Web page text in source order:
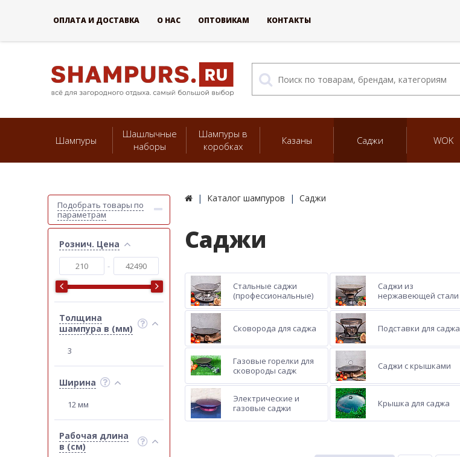
Шампуры
Шашлычные
наборы
Шампуры в
коробках
Казаны Саджи WOK
Подобрать товары по
параметрам
Рознич. Цена
Толщина
шампура в (мм)
3
Ширина
12 мм
Рабочая длина
в (см)
Каталог шампуров Саджи
Саджи
Стальные саджи
(профессиональные)
Саджи из
нержавеющей стали
Сковорода для саджа Подставки для саджа
Газовые горелки для
сковороды садж
Саджи с крышками
Электрические и
газовые саджи
Крышка для саджа
ОПЛАТА И ДОСТАВКА О НАС ОПТОВИКАМ КОНТАКТЫ